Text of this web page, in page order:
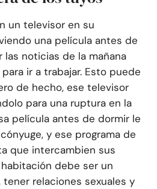
un televisor en su
una película antes de
las noticias de la mañana
ir a trabajar. Esto puede
de hecho, ese televisor
para una ruptura en la
película antes de dormir le
y ese programa de
que intercambien sus
debe ser un
relaciones sexuales y